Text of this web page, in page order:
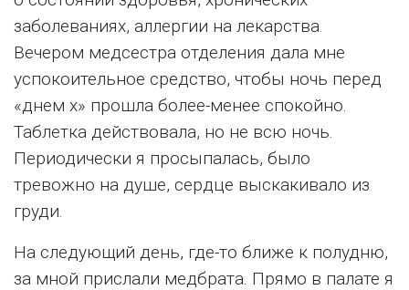
заболеваниях, аллергии на лекарства.
Вечером медсестра отделения дала мне
успокоительное средство, чтобы ночь перед
«днем х» прошла более-менее спокойно.
Таблетка действовала, но не всю ночь.
Периодически я просыпалась, было
тревожно на душе, сердце выскакивало из
груди.
На следующий день, где-то ближе к полудню,
за мной прислали медбрата. Прямо в палате я